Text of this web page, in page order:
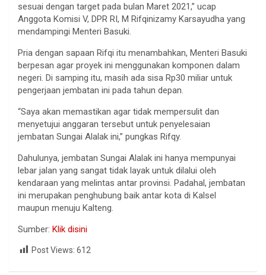
sesuai dengan target pada bulan Maret 2021,” ucap
Anggota Komisi V, DPR RI, M Rifqinizamy Karsayudha yang
mendampingi Menteri Basuki.
Pria dengan sapaan Rifqi itu menambahkan, Menteri Basuki
berpesan agar proyek ini menggunakan komponen dalam
negeri. Di samping itu, masih ada sisa Rp30 miliar untuk
pengerjaan jembatan ini pada tahun depan.
“Saya akan memastikan agar tidak mempersulit dan
menyetujui anggaran tersebut untuk penyelesaian
jembatan Sungai Alalak ini,” pungkas Rifqy.
Dahulunya, jembatan Sungai Alalak ini hanya mempunyai
lebar jalan yang sangat tidak layak untuk dilalui oleh
kendaraan yang melintas antar provinsi. Padahal, jembatan
ini merupakan penghubung baik antar kota di Kalsel
maupun menuju Kalteng.
Sumber: Klik disini
Post Views: 612